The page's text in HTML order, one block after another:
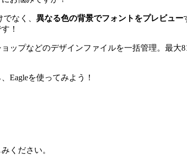
でなく、 異なる色の背景でフォントをプレビュー
！
ップなどのデザインファイルを一括管理。最大
Eagleを使ってみよう！
ください。